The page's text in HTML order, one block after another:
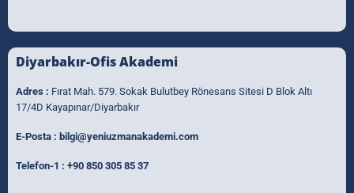
Diyarbakır-Ofis Akademi
Adres : Fırat Mah. 579. Sokak Bulutbey Rönesans Sitesi D Blok Altı
17/4D Kayapınar/Diyarbakır
E-Posta : bilgi@yeniuzmanakademi.com
Telefon-1 : +90 850 305 85 37